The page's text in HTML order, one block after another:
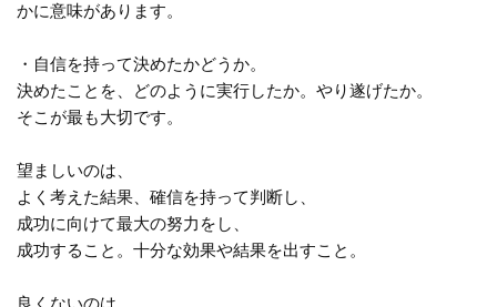
かに意味があります。
・自信を持って決めたかどうか。
決めたことを、どのように実行したか。やり遂げたか。
そこが最も大切です。
望ましいのは、
よく考えた結果、確信を持って判断し、
成功に向けて最大の努力をし、
成功すること。十分な効果や結果を出すこと。